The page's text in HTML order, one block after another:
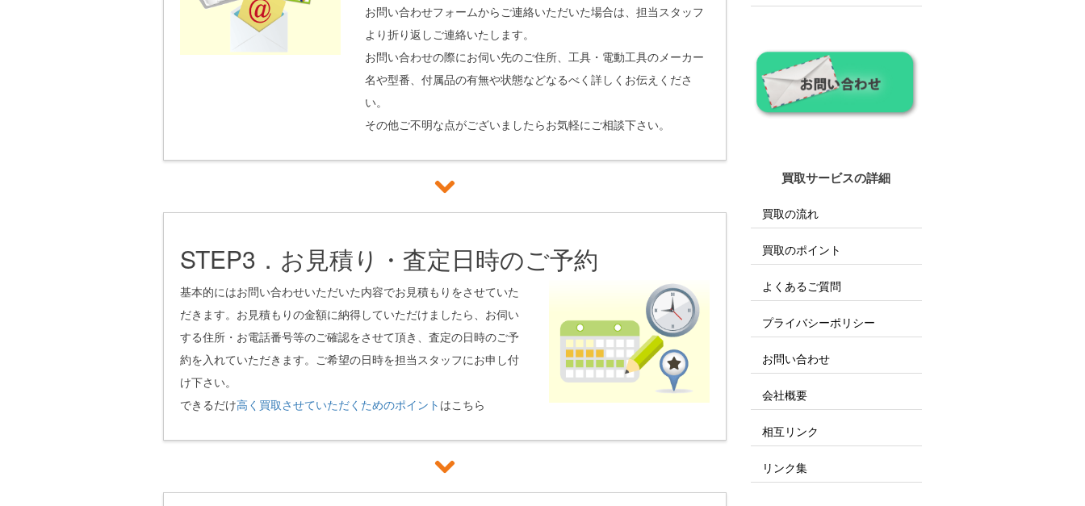
お問い合わせフォームからご連絡いただいた場合は、担当スタッフ
より折り返しご連絡いたします。
お問い合わせの際にお伺い先のご住所、工具・電動工具のメーカー
名や型番、付属品の有無や状態などなるべく詳しくお伝えくださ
い。
その他ご不明な点がございましたらお気軽にご相談下さい。
STEP3．お見積り・査定日時のご予約
基本的にはお問い合わせいただいた内容でお見積もりをさせていた
だきます。お見積もりの金額に納得していただけましたら、お伺い
する住所・お電話番号等のご確認をさせて頂き、査定の日時のご予
約を入れていただきます。ご希望の日時を担当スタッフにお申し付
け下さい。
できるだけ高く買取させていただくためのポイント はこちら
買取サービスの詳細
買取の流れ
買取のポイント
よくあるご質問
プライバシーポリシー
お問い合わせ
会社概要
相互リンク
リンク集